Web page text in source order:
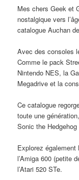
Mes chers Geek et
nostalgique vers
catalogue Auchan
Avec des consoles
Comme le pack
Nintendo NES, la
Megadrive et la
Ce catalogue
toute une
Sonic the
Explorez également
l’Amiga 600 (petite
l’Atari 520 STe.